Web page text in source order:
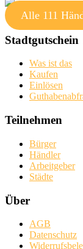
Alle 111
Stadtgutschein
Was ist das
Kaufen
Einlösen
Teilnehmen
Bürger
Händler
Arbeitgeber
Städte
Über
AGB
Datenschutz